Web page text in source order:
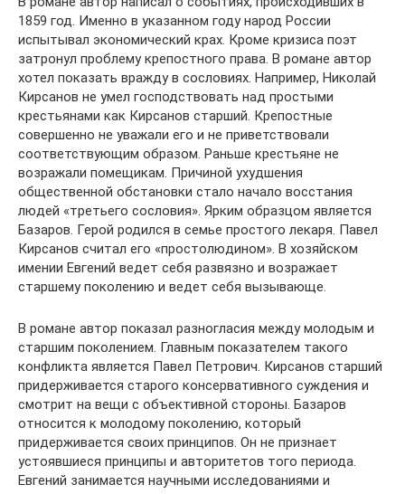
1859 год. Именно в указанном году народ России
испытывал экономический крах. Кроме кризиса поэт
затронул проблему крепостного права. В романе автор
хотел показать вражду в сословиях. Например, Николай
Кирсанов не умел господствовать над простыми
крестьянами как Кирсанов старший. Крепостные
совершенно не уважали его и не приветствовали
соответствующим образом. Раньше крестьяне не
возражали помещикам. Причиной ухудшения
общественной обстановки стало начало восстания
людей «третьего сословия». Ярким образцом является
Базаров. Герой родился в семье простого лекаря. Павел
Кирсанов считал его «простолюдином». В хозяйском
имении Евгений ведет себя развязно и возражает
старшему поколению и ведет себя вызывающе.
В романе автор показал разногласия между молодым и
старшим поколением. Главным показателем такого
конфликта является Павел Петрович. Кирсанов старший
придерживается старого консервативного суждения и
смотрит на вещи с объективной стороны. Базаров
относится к молодому поколению, который
придерживается своих принципов. Он не признает
устоявшиеся принципы и авторитетов того периода.
Евгений занимается научными исследованиями и